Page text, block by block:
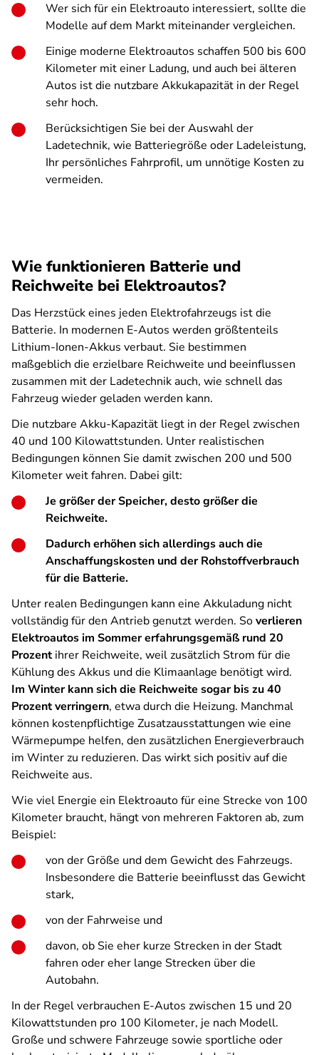
Wer sich für ein Elektroauto interessiert, sollte die
Modelle auf dem Markt miteinander vergleichen.
Einige moderne Elektroautos schaffen 500 bis 600
Kilometer mit einer Ladung, und auch bei älteren
Autos ist die nutzbare Akkukapazität in der Regel
sehr hoch.
Berücksichtigen Sie bei der Auswahl der
Ladetechnik, wie Batteriegröße oder Ladeleistung,
Ihr persönliches Fahrprofil, um unnötige Kosten zu
vermeiden.
Wie funktionieren Batterie und
Reichweite bei Elektroautos?
Das Herzstück eines jeden Elektrofahrzeugs ist die
Batterie. In modernen E-Autos werden größtenteils
Lithium-Ionen-Akkus verbaut. Sie bestimmen
maßgeblich die erzielbare Reichweite und beeinflussen
zusammen mit der Ladetechnik auch, wie schnell das
Fahrzeug wieder geladen werden kann.
Die nutzbare Akku-Kapazität liegt in der Regel zwischen
40 und 100 Kilowattstunden. Unter realistischen
Bedingungen können Sie damit zwischen 200 und 500
Kilometer weit fahren. Dabei gilt:
Je größer der Speicher, desto größer die
Reichweite.
Dadurch erhöhen sich allerdings auch die
Anschaffungskosten und der Rohstoffverbrauch
für die Batterie.
Unter realen Bedingungen kann eine Akkuladung nicht
vollständig für den Antrieb genutzt werden. Soverlieren
Elektroautos im Sommer erfahrungsgemäß rund 20
Prozentihrer Reichweite, weil zusätzlich Strom für die
Kühlung des Akkus und die Klimaanlage benötigt wird.
Im Winter kann sich die Reichweite sogar bis zu 40
Prozent verringern, etwa durch die Heizung. Manchmal
können kostenpflichtige Zusatzausstattungen wie eine
Wärmepumpe helfen, den zusätzlichen Energieverbrauch
im Winter zu reduzieren. Das wirkt sich positiv auf die
Reichweite aus.
Wie viel Energie ein Elektroauto für eine Strecke von 100
Kilometer braucht, hängt von mehreren Faktoren ab, zum
Beispiel:
von der Größe und dem Gewicht des Fahrzeugs.
Insbesondere die Batterie beeinflusst das Gewicht
stark,
von der Fahrweise und
davon, ob Sie eher kurze Strecken in der Stadt
fahren oder eher lange Strecken über die
Autobahn.
In der Regel verbrauchen E-Autos zwischen 15 und 20
Kilowattstunden pro 100 Kilometer, je nach Modell.
Große und schwere Fahrzeuge sowie sportliche oder